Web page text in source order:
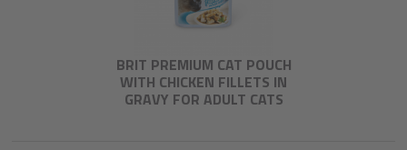
BRIT PREMIUM CAT POUCH
WITH CHICKEN FILLETS IN
GRAVY FOR ADULT CATS